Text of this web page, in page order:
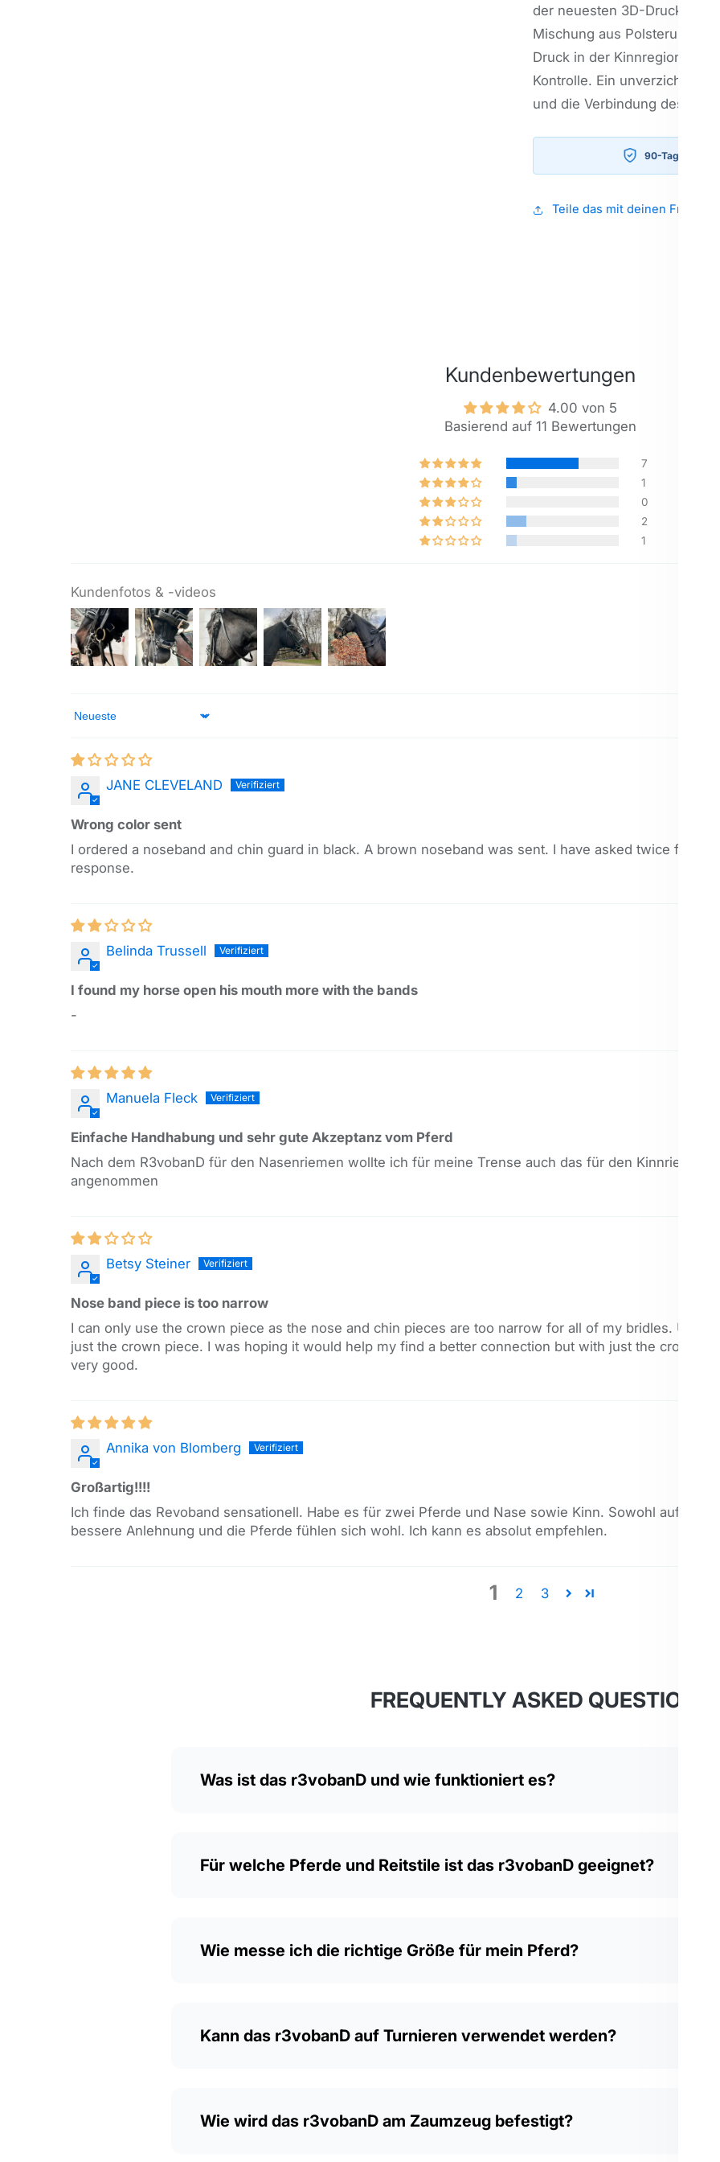
der neuesten 3D-
Mischung aus Polsterung
Druck in der Kinnregion,
Kontrolle. Ein
und die Verbindung des
90-Tage-
Teile das mit deinen Freunden
Kundenbewertungen
4.00 von 5
Basierend auf 11 Bewertungen
7
1
0
2
1
Kundenfotos & -videos
Sort by
JANE CLEVELAND
Wrong color sent
I ordered a noseband and chin guard in black. A brown noseband was sent. I have asked twice for
response.
Belinda Trussell
I found my horse open his mouth more with the bands
-
Manuela Fleck
Einfache Handhabung und sehr gute Akzeptanz vom Pferd
Nach dem R3vobanD für den Nasenriemen wollte ich für meine Trense auch das für den Kinnriemen
angenommen
Betsy Steiner
Nose band piece is too narrow
I can only use the crown piece as the nose and chin pieces are too narrow for all of my bridles.
just the crown piece. I was hoping it would help my find a better connection but with just the crown
very good.
Annika von Blomberg
Großartig!!!!
Ich finde das Revoband sensationell. Habe es für zwei Pferde und Nase sowie Kinn. Sowohl auf
bessere Anlehnung und die Pferde fühlen sich wohl. Ich kann es absolut empfehlen.
1 2 3
FREQUENTLY ASKED QUESTIONS
Was ist das r3vobanD und wie funktioniert es?
Für welche Pferde und Reitstile ist das r3vobanD geeignet?
Wie messe ich die richtige Größe für mein Pferd?
Kann das r3vobanD auf Turnieren verwendet werden?
Wie wird das r3vobanD am Zaumzeug befestigt?